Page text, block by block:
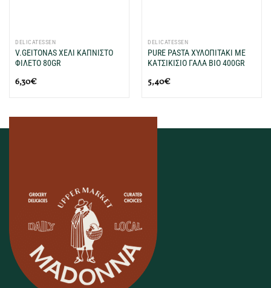
DELICATESSEN
V.GEITONAS ΧΕΛΙ ΚΑΠΝΙΣΤΟ
ΦΙΛΕΤΟ 80GR
6,30€
DELICATESSEN
PURE PASTA ΧΥΛΟΠΙΤΑΚΙ ΜΕ
ΚΑΤΣΙΚΙΣΙΟ ΓΑΛΑ BIO 400GR
5,40€